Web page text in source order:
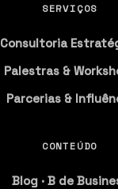
SERVIÇOS
Consultoria
Palestras &
Parcerias &
CONTEÚDO
Blog · B de